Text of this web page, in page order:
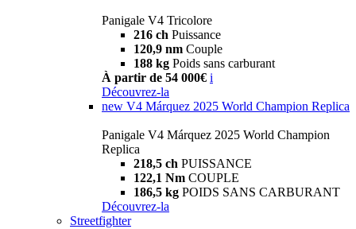
Panigale V4 Tricolore
216 ch Puissance
120,9 nm Couple
188 kg Poids sans carburant
À partir de 54 000€ i
Découvrez-la
new V4 Márquez 2025 World Champion Replica
Panigale V4 Márquez 2025 World Champion
Replica
218,5 ch PUISSANCE
122,1 Nm COUPLE
186,5 kg POIDS SANS CARBURANT
Découvrez-la
Streetfighter